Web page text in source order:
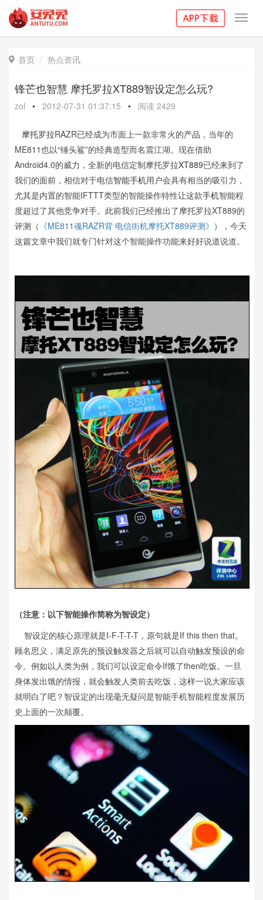
 首页 热点资讯
锋芒也智慧 摩托罗拉XT889智设定怎么玩?
zol • 2012-07-31 01:37:15 • 阅读 2429
摩托罗拉RAZR已经成为市面上一款非常火的产品 ，当年的
ME811也以“锤头鲨”的经典造型而名震江湖。现在借助
Android4.0的威力，全新的电信定制摩托罗拉XT889已经来到了
我们的面前，相信对于电信智能手机用户会具有相当的吸引力，
尤其是内置的智能IFTTT类型的智能操作特性让这款手机智能程
度超过了其他竞争对手。此前我们已经推出了摩托罗拉XT889的
评测（ 《ME811魂RAZR背 电信街机摩托XT889评测》 ），今天
这篇文章中我们就专门针对这个智能操作功能来好好说道说道。
（注意：以下智能操作简称为智设定）
智设定的核心原理就是I-F-T-T-T，原句就是If this then that。
顾名思义，满足原先的预设触发器之后就可以自动触发预设的命
令。例如以人类为例，我们可以设定命令If饿了then吃饭。一旦
身体发出饿的情报，就会触发人类前去吃饭，这样一说大家应该
就明白了吧？智设定的出现毫无疑问是智能手机智能程度发展历
史上面的一次颠覆。